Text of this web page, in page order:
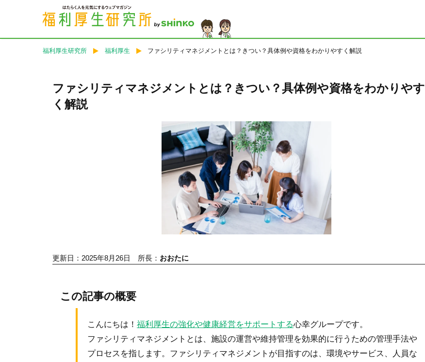
福利厚生研究所 福利厚生 ファシリティマネジメントとは？きつい？具体例や資格をわかりやすく解説
ファシリティマネジメントとは？きつい？具体例や資格をわかりやす
く解説
更新日：2025年8月26日 所長： おおたに
この記事の概要
こんにちは！ 福利厚生の強化や健康経営をサポートする心幸グループです。
ファシリティマネジメントとは、施設の運営や維持管理を効果的に行うための管理手法や
プロセスを指します。ファシリティマネジメントが目指すのは、環境やサービス、人員な